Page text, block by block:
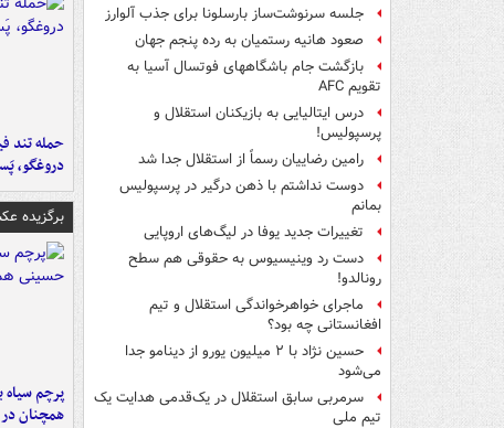
جلسه سرنوشت‌ساز بارسلونا برای جذب آلوارز
صعود هانیه رستمیان به رده پنجم جهان
بازگشت جام باشگاههای فوتسال آسیا به
تقویم AFC
درس ایتالیایی‌ به بازیکنان استقلال و
پرسپولیس!
رامین رضاییان رسماً از استقلال جدا شد
دوست نداشتم با ذهن درگیر در پرسپولیس
بمانم
تغییرات جدید یوفا در لیگ‌های اروپایی
دست رد وینیسیوس به حقوقی هم سطح
رونالدو!
ماجرای خواهرخواندگی استقلال و تیم
افغانستانی چه بود؟
حسین نژاد با ۲ میلیون یورو از دینامو جدا
می‌شود
سرمربی سابق استقلال در یک‌قدمی هدایت یک
تیم ملی
حمله تند
دروغگو،
برگزیده
پرچم سیاه
همچنان